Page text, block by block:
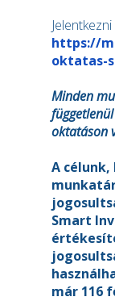
https://
oktatas-
Minden
oktatáson
A célunk,
Smart
már 116